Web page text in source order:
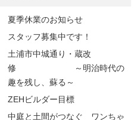
夏季休業のお知らせ
スタッフ募集中です！
土浦市中城通り・蔵改
修 ～明治時代の
趣を残し、蘇る～
ZEHビルダー目標
中庭と土間がつなぐ ワンちゃ